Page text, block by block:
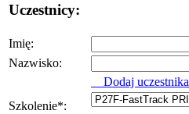
Uczestnicy:
Imię:
Nazwisko:
Dodaj uczestnika
Szkolenie*: